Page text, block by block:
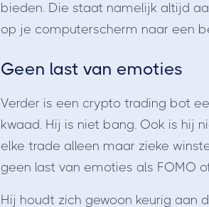
bieden. Die staat namelijk altijd
op je computerscherm naar een
Geen last van emoties
Verder is een crypto trading bot
kwaad. Hij is niet bang. Ook is hij
elke trade alleen maar zieke
geen last van emoties als FOMO
Hij houdt zich gewoon keurig aan